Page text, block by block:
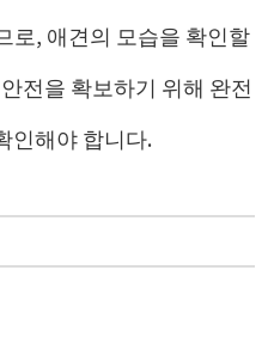
로, 애견의 모습을 확인할
전을 확보하기 위해 완전
인해야 합니다.